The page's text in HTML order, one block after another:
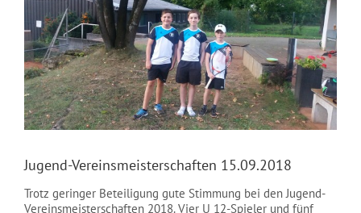
EVENTS
NEWS
Jugend-Vereinsmeisterschaften 15.09.2018
Trotz geringer Beteiligung gute Stimmung bei den Jugend-
Vereinsmeisterschaften 2018. Vier U 12-Spieler und fünf